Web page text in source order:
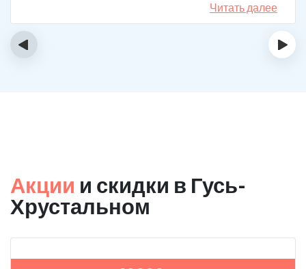
сможет мне помочь в интернете, позвонил, приехал.
На сегодняшний день не употребляю!
Читать далее
‹ ›
Акции и скидки в Гусь-
Хрустальном